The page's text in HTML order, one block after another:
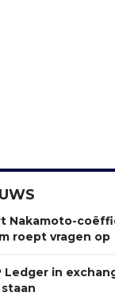
Nakamoto-
roept vragen op
Ledger in